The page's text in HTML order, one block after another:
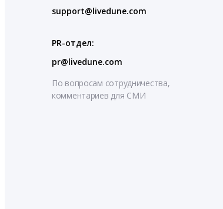
support@livedune.com
PR-отдел:
pr@livedune.com
По вопросам сотрудничества,
комментариев для СМИ